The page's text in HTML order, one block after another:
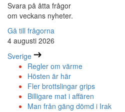
Svara på åtta frågor
om veckans nyheter.
Gå till frågorna
4 augusti 2026
Sverige
Regler om värme
Hösten är här
Fler brottslingar grips
Billigare mat i affären
Man från gäng dömd i Irak